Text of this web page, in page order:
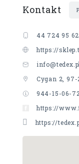
Kontakt
44 724 95 62
https://
info@tedex.pl
Cygan 2, 97-
944-15-06-
https://
https://